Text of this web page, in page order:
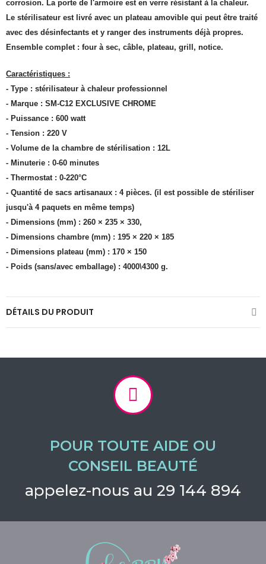
corrosion. La porte de l'armoire est en verre résistant à la chaleur.
Le stérilisateur est livré avec un plateau amovible qui peut être traité
avec des désinfectants et y ranger des instruments déjà propres.
Ensemble complet : four à sec, câble, plateau, grill, notice.
Caractéristiques :
- Type : stérilisateur à chaleur professionnel
- Marque : SM-C12 EXCLUSIVE CHROME
- Puissance : 600 watt
- Tension : 220 V
- Volume de la chambre de stérilisation : 12L
- Minuterie : 0-60 minutes
- Thermostat : 0-220°C
- Quantité de sacs artisanaux : 4 pièces. (il est possible de stériliser
jusqu'à 4 paquets en même temps)
- Dimensions (mm) : 260 × 235 × 330,
- Dimensions chambre (mm) : 195 × 220 × 185
- Dimensions plateau (mm) : 170 × 150
- Poids (sans/avec emballage) : 4000\4300 g.
DÉTAILS DU PRODUIT
POUR TOUTE AIDE OU
CONSEIL BEAUTÉ
appelez-nous au 29 144 894